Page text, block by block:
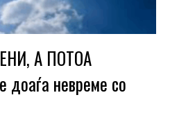
А ПОТОА
невреме со